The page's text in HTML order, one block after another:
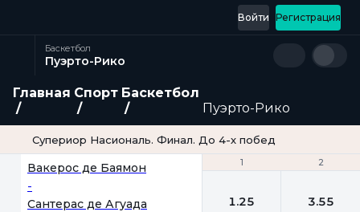
Регистрация
Войти
Баскетбол
Пуэрто-Рико
Главная Спорт Баскетбол
Пуэрто-Рико
Супериор Насиональ. Финал. До 4-х побед
1 2
Вакерос де Баямон
-
Сантерас де Агуада
1 2
1.25 3.55